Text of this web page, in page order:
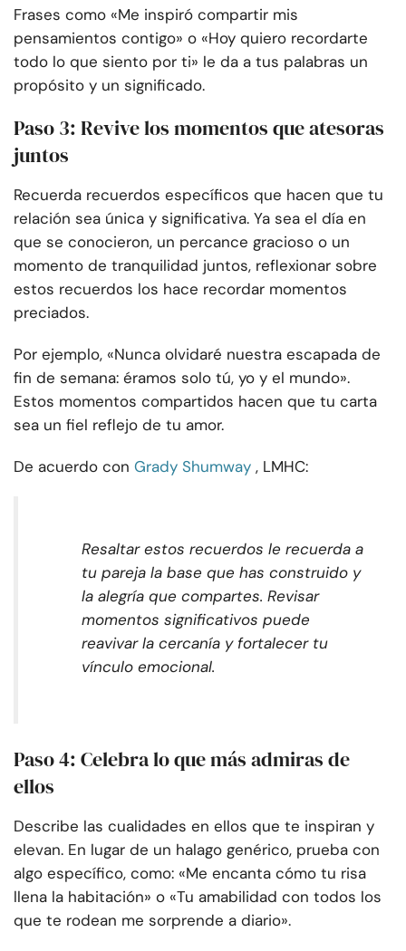
Frases como «Me inspiró compartir mis
pensamientos contigo» o «Hoy quiero recordarte
todo lo que siento por ti» le da a tus palabras un
propósito y un significado.
Paso 3: Revive los momentos que atesoras
juntos
Recuerda recuerdos específicos que hacen que tu
relación sea única y significativa. Ya sea el día en
que se conocieron, un percance gracioso o un
momento de tranquilidad juntos, reflexionar sobre
estos recuerdos los hace recordar momentos
preciados.
Por ejemplo, «Nunca olvidaré nuestra escapada de
fin de semana: éramos solo tú, yo y el mundo».
Estos momentos compartidos hacen que tu carta
sea un fiel reflejo de tu amor.
De acuerdo con Grady Shumway , LMHC:
Resaltar estos recuerdos le recuerda a
tu pareja la base que has construido y
la alegría que compartes. Revisar
momentos significativos puede
reavivar la cercanía y fortalecer tu
vínculo emocional.
Paso 4: Celebra lo que más admiras de
ellos
Describe las cualidades en ellos que te inspiran y
elevan. En lugar de un halago genérico, prueba con
algo específico, como: «Me encanta cómo tu risa
llena la habitación» o «Tu amabilidad con todos los
que te rodean me sorprende a diario».